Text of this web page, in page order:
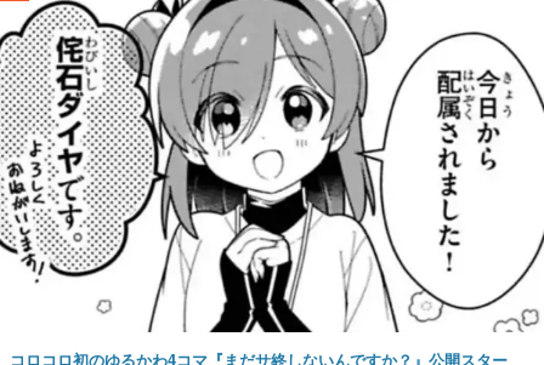
コロコロ初のゆるかわ4コマ『まだサ終しないんですか？』公開スター